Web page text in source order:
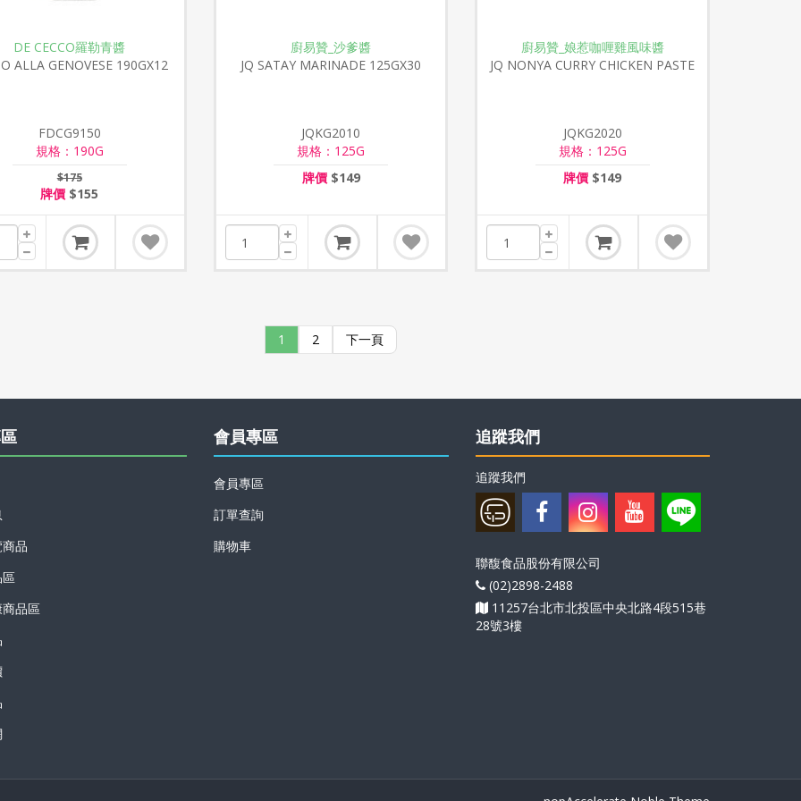
DE CECCO羅勒青醬
ALLA GENOVESE 190GX12
FDCG9150
規格：190G
$175
牌價 $155
廚易贊_沙爹醬
JQ SATAY MARINADE 125GX30
JQKG2010
規格：125G
牌價$149
廚易贊_娘惹咖喱雞風味醬
JQ NONYA CURRY CHICKEN PASTE
JQKG2020
規格：125G
牌價 $149
1 2 下一頁
品
品區
會員專區
會員專區
訂單查詢
購物車
追蹤我們
追蹤我們
聯馥食品股份有限公司
(02)2898-2488
11257台北市北投區中央北路4段515巷
28號3樓